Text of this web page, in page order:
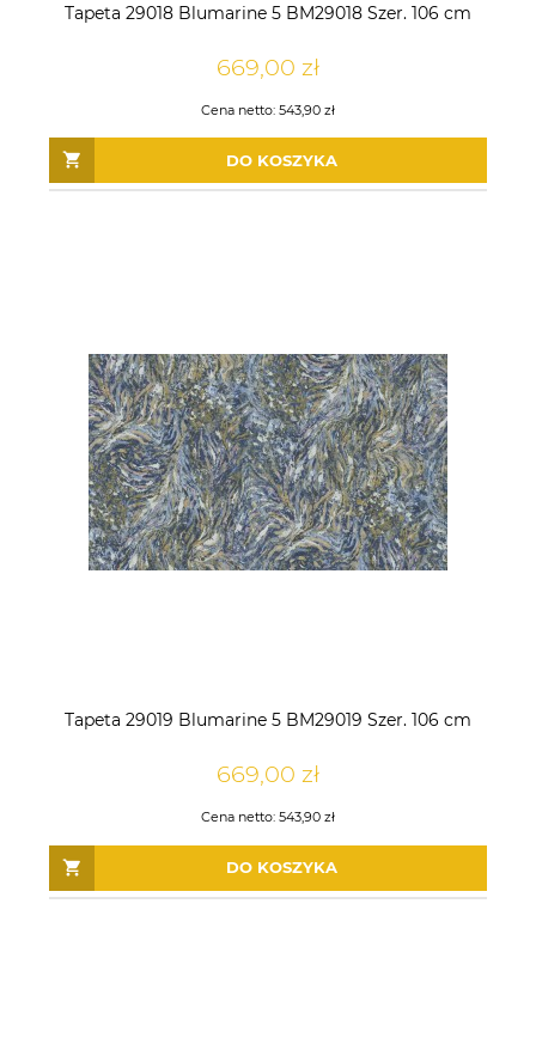
Tapeta 29018 Blumarine 5 BM29018 Szer. 106 cm
669,00 zł
Cena netto: 543,90 zł
DO KOSZYKA
Tapeta 29019 Blumarine 5 BM29019 Szer. 106 cm
669,00 zł
Cena netto: 543,90 zł
DO KOSZYKA